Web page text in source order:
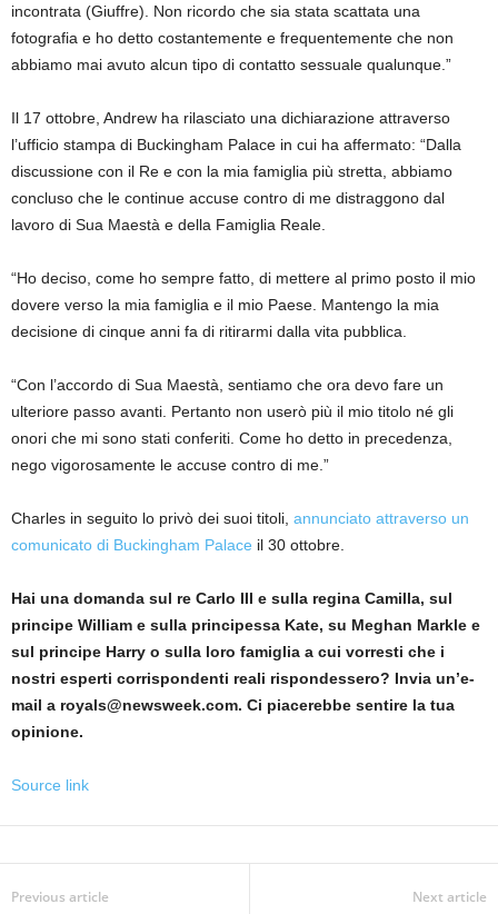
incontrata (Giuffre). Non ricordo che sia stata scattata una
fotografia e ho detto costantemente e frequentemente che non
abbiamo mai avuto alcun tipo di contatto sessuale qualunque.”
Il 17 ottobre, Andrew ha rilasciato una dichiarazione attraverso
l’ufficio stampa di Buckingham Palace in cui ha affermato: “Dalla
discussione con il Re e con la mia famiglia più stretta, abbiamo
concluso che le continue accuse contro di me distraggono dal
lavoro di Sua Maestà e della Famiglia Reale.
“Ho deciso, come ho sempre fatto, di mettere al primo posto il mio
dovere verso la mia famiglia e il mio Paese. Mantengo la mia
decisione di cinque anni fa di ritirarmi dalla vita pubblica.
“Con l’accordo di Sua Maestà, sentiamo che ora devo fare un
ulteriore passo avanti. Pertanto non userò più il mio titolo né gli
onori che mi sono stati conferiti. Come ho detto in precedenza,
nego vigorosamente le accuse contro di me.”
Charles in seguito lo privò dei suoi titoli, annunciato attraverso un
comunicato di Buckingham Palace il 30 ottobre.
Hai una domanda sul re Carlo III e sulla regina Camilla, sul
principe William e sulla principessa Kate, su Meghan Markle e
sul principe Harry o sulla loro famiglia a cui vorresti che i
nostri esperti corrispondenti reali rispondessero? Invia un’e-
mail a royals@newsweek.com. Ci piacerebbe sentire la tua
opinione.
Source link
Previous article Next article